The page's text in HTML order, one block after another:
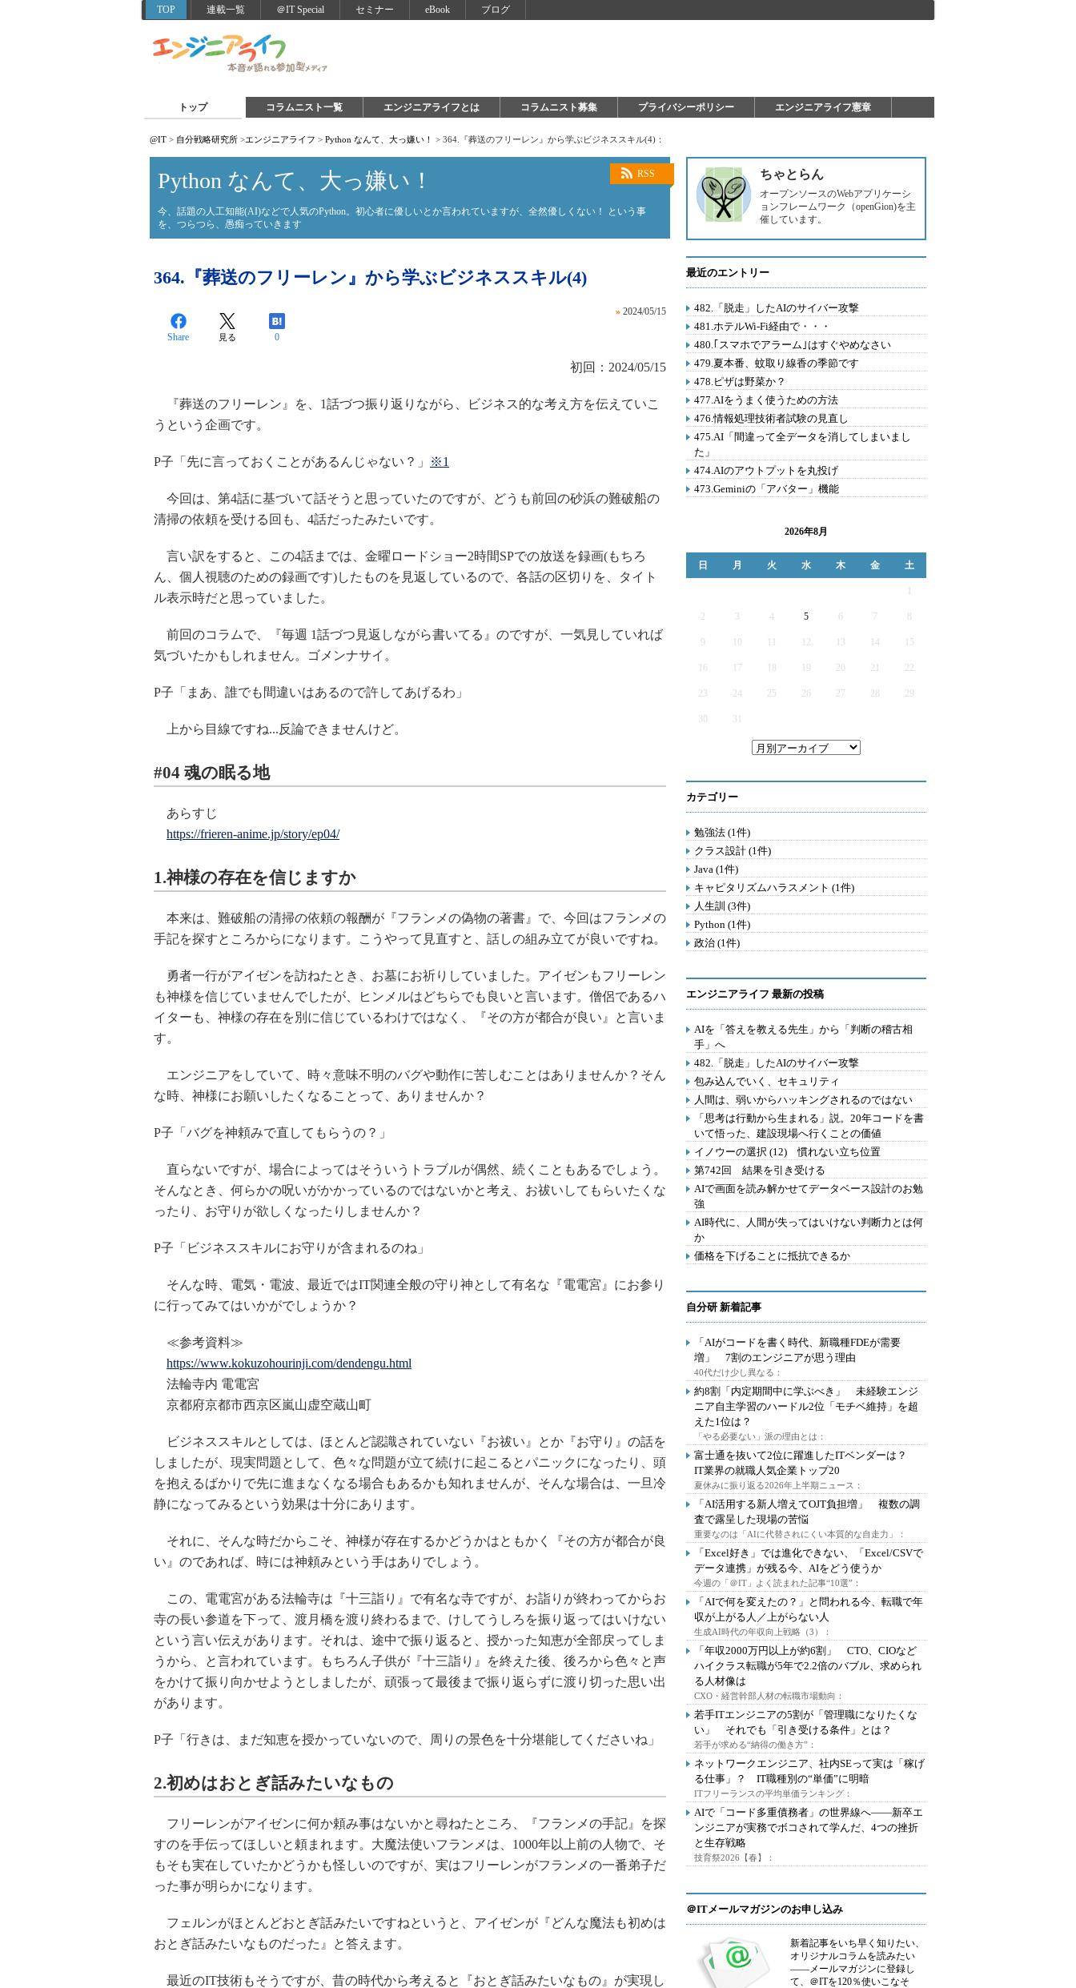
TOP 連載一覧 ＠IT Special セミナー eBook ブログ
トップ コラムニスト一覧 エンジニアライフとは コラムニスト募集 プライバシーポリシー エンジニアライフ憲章
@IT > 自分戦略研究所 >エンジニアライフ > Python なんて、大っ嫌い！ > 364.『葬送のフリーレン』から学ぶビジネススキル(4)：
RSS
Python なんて、大っ嫌い！
今、話題の人工知能(AI)などで人気のPython。初心者に優しいとか言われていますが、全然優しくない！ という事
を、つらつら、愚痴っていきます
364.『葬送のフリーレン』から学ぶビジネススキル(4)
» 2024/05/15
Share 見る 0
初回：2024/05/15
『葬送のフリーレン』を、1話づつ振り返りながら、ビジネス的な考え方を伝えていこ
うという企画です。
P子「先に言っておくことがあるんじゃない？」 ※1
今回は、第4話に基づいて話そうと思っていたのですが、どうも前回の砂浜の難破船の
清掃の依頼を受ける回も、4話だったみたいです。
言い訳をすると、この4話までは、金曜ロードショー2時間SPでの放送を録画(もちろ
ん、個人視聴のための録画です)したものを見返しているので、各話の区切りを、タイト
ル表示時だと思っていました。
前回のコラムで、『毎週 1話づつ見返しながら書いてる』のですが、一気見していれば
気づいたかもしれません。ゴメンナサイ。
P子「まあ、誰でも間違いはあるので許してあげるわ」
上から目線ですね...反論できませんけど。
#04 魂の眠る地
あらすじ
https://frieren-anime.jp/story/ep04/
1.神様の存在を信じますか
本来は、難破船の清掃の依頼の報酬が『フランメの偽物の著書』で、今回はフランメの
手記を探すところからになります。こうやって見直すと、話しの組み立てが良いですね。
勇者一行がアイゼンを訪ねたとき、お墓にお祈りしていました。アイゼンもフリーレン
も神様を信じていませんでしたが、ヒンメルはどちらでも良いと言います。僧侶であるハ
イターも、神様の存在を別に信じているわけではなく、『その方が都合が良い』と言いま
す。
エンジニアをしていて、時々意味不明のバグや動作に苦しむことはありませんか？そん
な時、神様にお願いしたくなることって、ありませんか？
P子「バグを神頼みで直してもらうの？」
直らないですが、場合によってはそういうトラブルが偶然、続くこともあるでしょう。
そんなとき、何らかの呪いがかかっているのではないかと考え、お祓いしてもらいたくな
ったり、お守りが欲しくなったりしませんか？
P子「ビジネススキルにお守りが含まれるのね」
そんな時、電気・電波、最近ではIT関連全般の守り神として有名な『電電宮』にお参り
に行ってみてはいかがでしょうか？
≪参考資料≫
https://www.kokuzohourinji.com/dendengu.html
法輪寺内 電電宮
京都府京都市西京区嵐山虚空蔵山町
ビジネススキルとしては、ほとんど認識されていない『お祓い』とか『お守り』の話を
しましたが、現実問題として、色々な問題が立て続けに起こるとパニックになったり、頭
を抱えるばかりで先に進まなくなる場合もあるかも知れませんが、そんな場合は、一旦冷
静になってみるという効果は十分にあります。
それに、そんな時だからこそ、神様が存在するかどうかはともかく『その方が都合が良
い』のであれば、時には神頼みという手はありでしょう。
この、電電宮がある法輪寺は『十三詣り』で有名な寺ですが、お詣りが終わってからお
寺の長い参道を下って、渡月橋を渡り終わるまで、けしてうしろを振り返ってはいけない
という言い伝えがあります。それは、途中で振り返ると、授かった知恵が全部戻ってしま
うから、と言われています。もちろん子供が『十三詣り』を終えた後、後ろから色々と声
をかけて振り向かせようとしましたが、頑張って最後まで振り返らずに渡り切った思い出
があります。
P子「行きは、まだ知恵を授かっていないので、周りの景色を十分堪能してくださいね」
2.初めはおとぎ話みたいなもの
フリーレンがアイゼンに何か頼み事はないかと尋ねたところ、『フランメの手記』を探
すのを手伝ってほしいと頼まれます。大魔法使いフランメは、1000年以上前の人物で、そ
もそも実在していたかどうかも怪しいのですが、実はフリーレンがフランメの一番弟子だ
った事が明らかになります。
フェルンがほとんどおとぎ話みたいですねというと、アイゼンが『どんな魔法も初めは
おとぎ話みたいなものだった』と答えます。
最近のIT技術もそうですが、昔の時代から考えると『おとぎ話みたいなもの』が実現し
ちゃとらん
オープンソースのWebアプリケーシ
ョンフレームワーク（openGion)を主
催しています。
最近のエントリー
482.「脱走」したAIのサイバー攻撃
481.ホテルWi-Fi経由で・・・
480.｢スマホでアラーム｣はすぐやめなさい
479.夏本番、蚊取り線香の季節です
478.ピザは野菜か？
477.AIをうまく使うための方法
476.情報処理技術者試験の見直し
475.AI「間違って全データを消してしまいまし
た」
474.AIのアウトプットを丸投げ
473.Geminiの「アバター」機能
2026年8月
日 月 火 水 木 金 土
2 3 4 5 6 7
9 12 13 14 15
16 17 19 20 21 22
23 24 25 26 27 28 29
30 31
カテゴリー
勉強法 (1件)
クラス設計 (1件)
Java (1件)
キャピタリズムハラスメント (1件)
人生訓 (3件)
Python (1件)
政治 (1件)
エンジニアライフ 最新の投稿
AIを「答えを教える先生」から「判断の稽古相
手」へ
482.「脱走」したAIのサイバー攻撃
包み込んでいく、セキュリティ
人間は、弱いからハッキングされるのではない
「思考は行動から生まれる」説。20年コードを書
いて悟った、建設現場へ行くことの価値
イノウーの選択 (12) 慣れない立ち位置
第742回 結果を引き受ける
AIで画面を読み解かせてデータベース設計のお勉
強
AI時代に、人間が失ってはいけない判断力とは何
か
価格を下げることに抵抗できるか
自分研 新着記事
「AIがコードを書く時代、新職種FDEが需要
増」 7割のエンジニアが思う理由
40代だけ少し異なる：
約8割「内定期間中に学ぶべき」 未経験エンジ
ニア自主学習のハードル2位「モチベ維持」を超
えた1位は？
「やる必要ない」派の理由とは：
富士通を抜いて2位に躍進したITベンダーは？
IT業界の就職人気企業トップ20
夏休みに振り返る2026年上半期ニュース：
「AI活用する新人増えてOJT負担増」 複数の調
査で露呈した現場の苦悩
重要なのは「AIに代替されにくい本質的な自走力」：
「Excel好き」では進化できない、「Excel/CSVで
データ連携」が残る今、AIをどう使うか
今週の「＠IT」よく読まれた記事“10選”：
「AIで何を変えたの？」と問われる今、転職で年
収が上がる人／上がらない人
生成AI時代の年収向上戦略（3）：
「年収2000万円以上が約6割」 CTO、CIOなど
ハイクラス転職が5年で2.2倍のバブル、求められ
る人材像は
CXO・経営幹部人材の転職市場動向：
若手ITエンジニアの5割が「管理職になりたくな
い」 それでも「引き受ける条件」とは？
若手が求める“納得の働き方”：
ネットワークエンジニア、社内SEって実は「稼げ
る仕事」？ IT職種別の“単価”に明暗
ITフリーランスの平均単価ランキング：
AIで「コード多重債務者」の世界線へ――新卒エ
ンジニアが実務でボコされて学んだ、4つの挫折
と生存戦略
技育祭2026【春】：
＠ITメールマガジンのお申し込み
新着記事をいち早く知りたい、
オリジナルコラムを読みたい
――メールマガジンに登録し
て、＠ITを120％使いこなそ